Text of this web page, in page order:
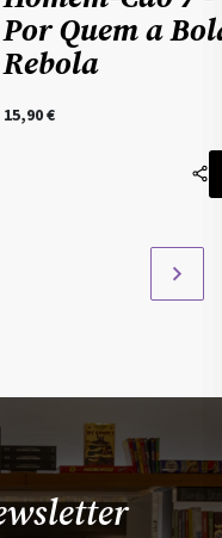
Por Quem a
Rebola
15,90€